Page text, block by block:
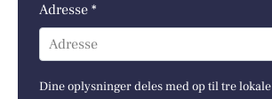
Adresse *
Adresse
Dine oplysninger deles med op til tre lokale